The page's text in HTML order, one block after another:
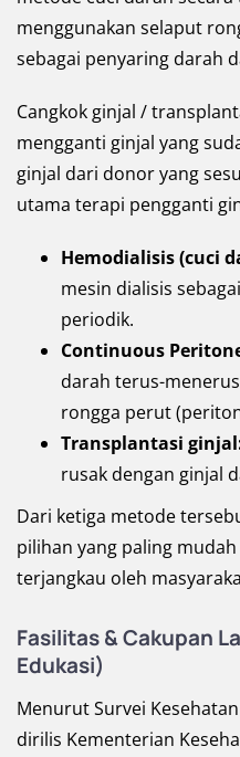
menggunakan selaput
sebagai penyaring darah
Cangkok ginjal /
mengganti ginjal yang
ginjal dari donor yang
utama terapi pengganti
Hemodialisis (cuci
mesin dialisis
periodik.
Continuous
darah terus-
rongga perut
Transplantasi
rusak dengan ginjal
Dari ketiga metode
pilihan yang paling mudah
terjangkau oleh
Fasilitas & Cakupan
Edukasi)
Menurut Survei
dirilis Kementerian